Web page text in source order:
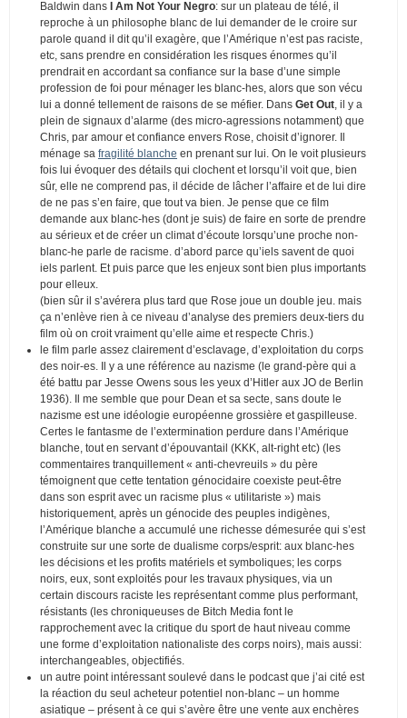
Baldwin dans I Am Not Your Negro: sur un plateau de télé, il
reproche à un philosophe blanc de lui demander de le croire sur
parole quand il dit qu’il exagère, que l’Amérique n’est pas raciste,
etc, sans prendre en considération les risques énormes qu’il
prendrait en accordant sa confiance sur la base d’une simple
profession de foi pour ménager les blanc-hes, alors que son vécu
lui a donné tellement de raisons de se méfier. Dans Get Out , il y a
plein de signaux d’alarme (des micro-agressions notamment) que
Chris, par amour et confiance envers Rose, choisit d’ignorer. Il
ménage sa fragilité blanche en prenant sur lui. On le voit plusieurs
fois lui évoquer des détails qui clochent et lorsqu’il voit que, bien
sûr, elle ne comprend pas, il décide de lâcher l’affaire et de lui dire
de ne pas s’en faire, que tout va bien. Je pense que ce film
demande aux blanc-hes (dont je suis) de faire en sorte de prendre
au sérieux et de créer un climat d’écoute lorsqu’une proche non-
blanc-he parle de racisme. d’abord parce qu’iels savent de quoi
iels parlent. Et puis parce que les enjeux sont bien plus importants
pour elleux.
(bien sûr il s’avérera plus tard que Rose joue un double jeu. mais
ça n’enlève rien à ce niveau d’analyse des premiers deux-tiers du
film où on croit vraiment qu’elle aime et respecte Chris.)
le film parle assez clairement d’esclavage, d’exploitation du corps
des noir-es. Il y a une référence au nazisme (le grand-père qui a
été battu par Jesse Owens sous les yeux d’Hitler aux JO de Berlin
1936). Il me semble que pour Dean et sa secte, sans doute le
nazisme est une idéologie européenne grossière et gaspilleuse.
Certes le fantasme de l’extermination perdure dans l’Amérique
blanche, tout en servant d’épouvantail (KKK, alt-right etc) (les
commentaires tranquillement « anti-chevreuils » du père
témoignent que cette tentation génocidaire coexiste peut-être
dans son esprit avec un racisme plus « utilitariste ») mais
historiquement, après un génocide des peuples indigènes,
l’Amérique blanche a accumulé une richesse démesurée qui s’est
construite sur une sorte de dualisme corps/esprit: aux blanc-hes
les décisions et les profits matériels et symboliques; les corps
noirs, eux, sont exploités pour les travaux physiques, via un
certain discours raciste les représentant comme plus performant,
résistants (les chroniqueuses de Bitch Media font le
rapprochement avec la critique du sport de haut niveau comme
une forme d’exploitation nationaliste des corps noirs), mais aussi:
interchangeables, objectifiés.
un autre point intéressant soulevé dans le podcast que j’ai cité est
la réaction du seul acheteur potentiel non-blanc – un homme
asiatique – présent à ce qui s’avère être une vente aux enchères